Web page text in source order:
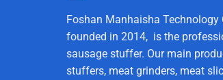
Foshan Manhaisha Technology
founded in 2014, is the
sausage stuffer. Our main
stuffers, meat grinders, meat